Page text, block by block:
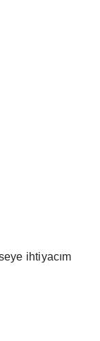
ihtiyacım